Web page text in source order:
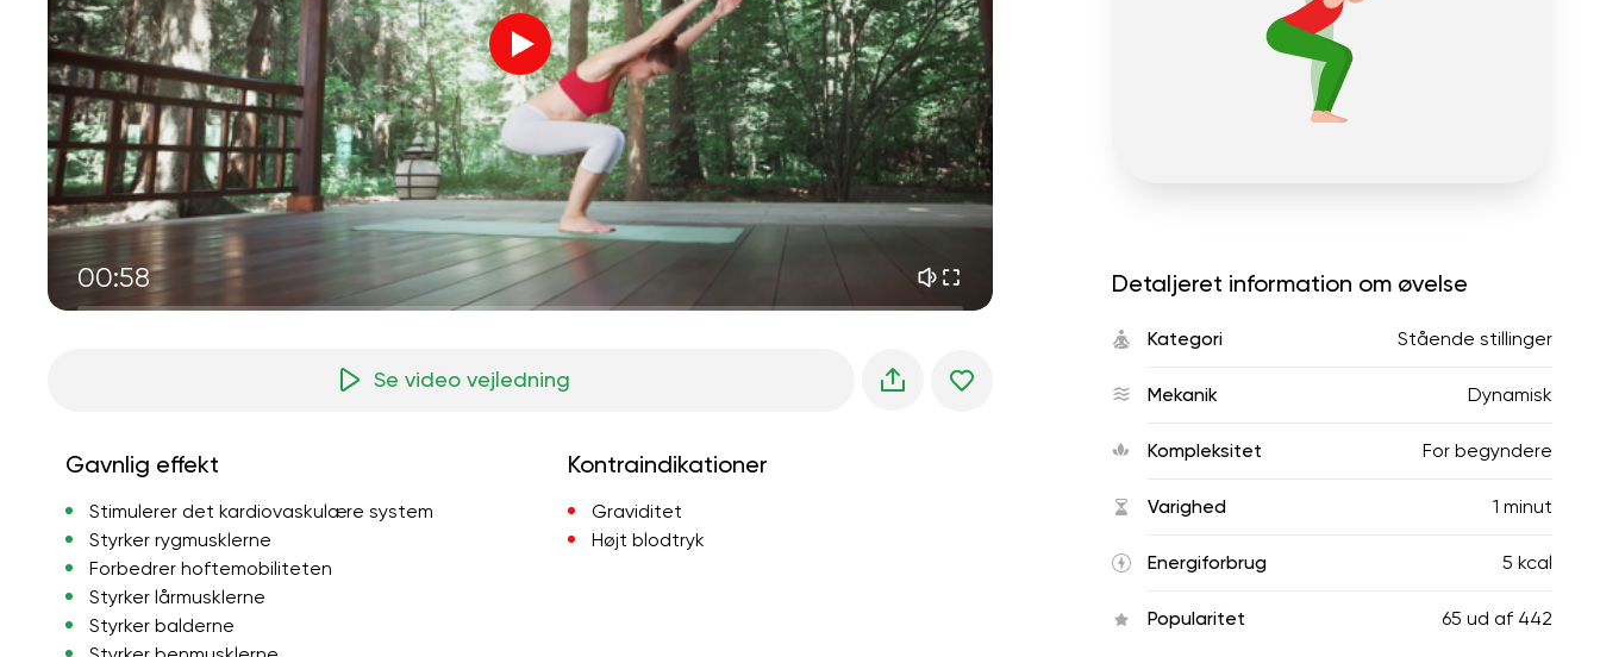
00:58
Instruktørens stemme
skovens kølighed 05:00
sommerregn 02:00
bjergstilhed 02:00
havbrise 02:00
vindens stemme 02:00
Se video vejledning
Gavnlig effekt
Stimulerer det kardiovaskulære system
Styrker rygmusklerne
Forbedrer hoftemobiliteten
Styrker lårmusklerne
Styrker balderne
Kontraindikationer
Graviditet
Højt blodtryk
Detaljeret information om øvelse
Kategori Stående stillinger
Mekanik Dynamisk
Kompleksitet For begyndere
Varighed 1 minut
Energiforbrug 5 kcal
Popularitet 65 ud af 442